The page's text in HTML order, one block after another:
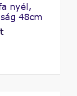
nyél,
48cm